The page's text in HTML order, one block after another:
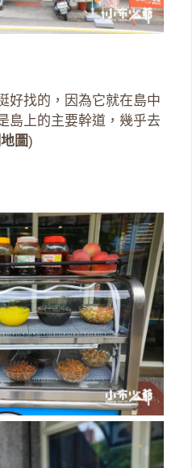
好找的，因為它就在島中
島上的主要幹道，幾乎去
圖)